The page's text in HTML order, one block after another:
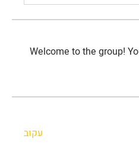
Welcome to the group!
עקוב